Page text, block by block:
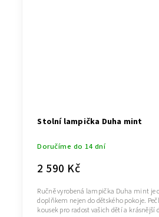
Stolní lampička Duha mint
Doručíme do 14 dní
2 590 Kč
Ručně vyrobená lampička Duha mint
doplňkem nejen do dětského pokoje.
kousek pro radost vašich dětí a krásnější